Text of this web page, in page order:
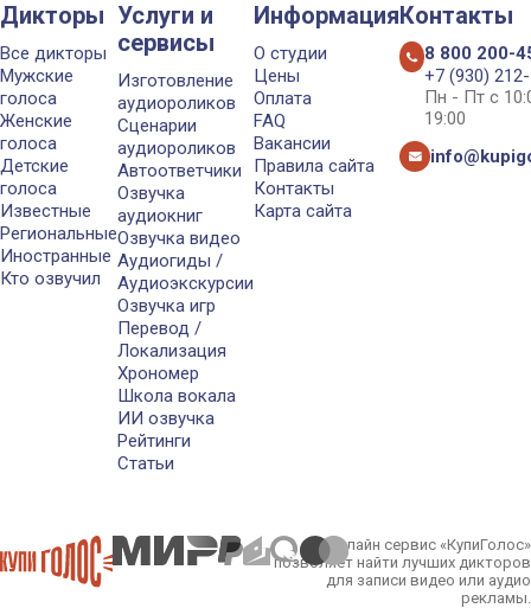
Дикторы
Все дикторы
Мужские
голоса
Женские
голоса
Детские
голоса
Известные
Региональные
Иностранные
Кто озвучил
Услуги и
сервисы
Изготовление
аудиороликов
Сценарии
аудиороликов
Автоответчики
Озвучка
аудиокниг
Озвучка видео
Аудиогиды /
Аудиоэкскурсии
Озвучка игр
Перевод /
Локализация
Хрономер
Школа вокала
ИИ озвучка
Рейтинги
Статьи
Информация
О студии
Цены
Оплата
FAQ
Вакансии
Правила сайта
Контакты
Карта сайта
Контакты
8 800 200-
+7 (930)
Пн - Пт с
19:00
Онлайн сервис «КупиГолос»
позволяет найти лучших дикторов
для записи видео или аудио
рекламы.